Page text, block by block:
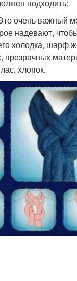
подходить:
очень важный
надевают,
холодка, шарф
прозрачных
хлопок.